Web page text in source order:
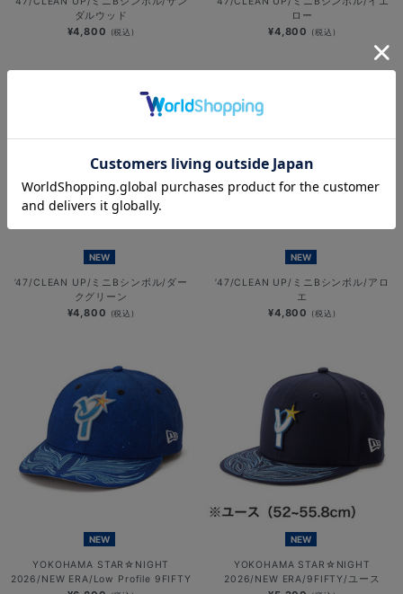
ダルウッド
¥4,800 (税込)
ロー
¥4,800 (税込)
NEW
’47/CLEAN UP/ミニBシンボル/ダー
クグリーン
¥4,800 (税込)
NEW
’47/CLEAN UP/ミニBシンボル/アロ
エ
¥4,800 (税込)
NEW
YOKOHAMA STAR☆NIGHT
2026/NEW ERA/Low Profile 9FIFTY
NEW
YOKOHAMA STAR☆NIGHT
2026/NEW ERA/9FIFTY/ユース